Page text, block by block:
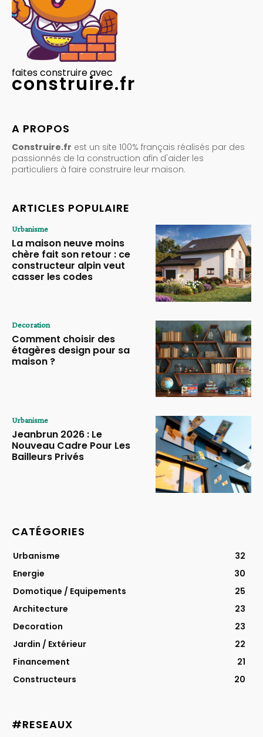
faites construire avec
construire.fr
A PROPOS
Construire.fr est un site 100% français réalisés par des
passionnés de la construction afin d'aider les
particuliers à faire construire leur maison.
ARTICLES POPULAIRE
Urbanisme
La maison neuve moins
chère fait son retour : ce
constructeur alpin veut
casser les codes
Decoration
Comment choisir des
étagères design pour sa
maison ?
Urbanisme
Jeanbrun 2026 : Le
Nouveau Cadre Pour Les
Bailleurs Privés
CATÉGORIES
Urbanisme
32
Energie
30
Domotique / Equipements
25
Architecture
23
Decoration
23
Jardin / Extérieur
22
Financement
21
Constructeurs
20
#RESEAUX